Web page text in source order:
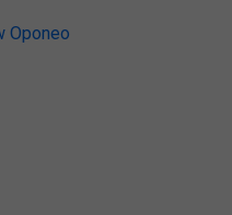
Oponeo